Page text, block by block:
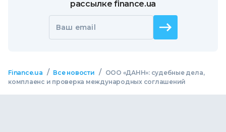
рассылке finance.ua
Ваш email
Finance.ua / Все новости /
ООО «ДАНН»: судебные дела,
комплаенс и проверка международных соглашений